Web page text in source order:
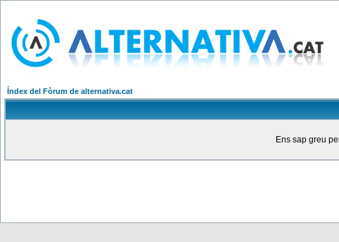
Índex del Fòrum de alternativa.cat
Ens sap greu